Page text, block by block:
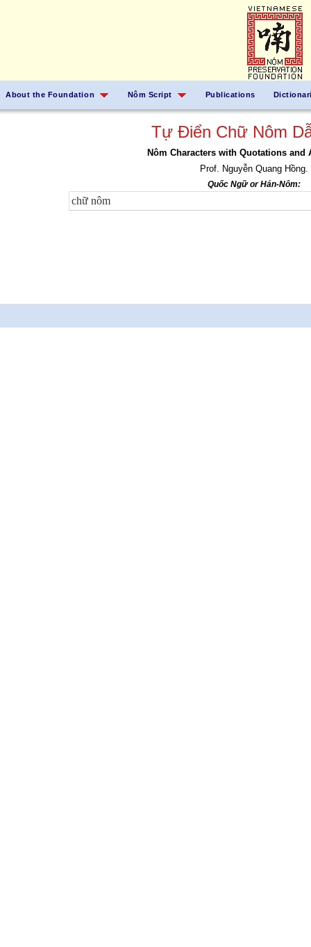
About the Foundation Nôm Script Publications
Tự Điển Chữ Nôm
Nôm Characters with Quotations and
Prof. Nguyễn Quang Hồng.
Quốc Ngữ or Hán-Nôm: